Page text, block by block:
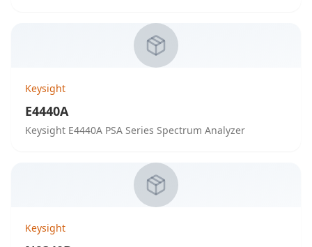
Keysight
E4440A
Keysight E4440A PSA Series Spectrum Analyzer
Keysight